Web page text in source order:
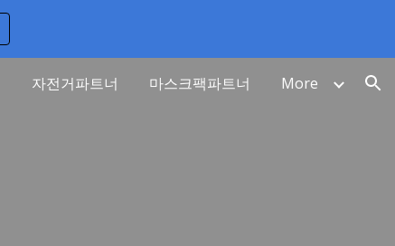
자전거파트너 마스크팩파트너 More